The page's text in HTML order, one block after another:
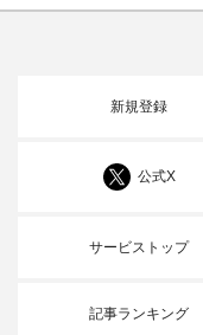
新規登録
公式X
サービストップ
記事ランキング